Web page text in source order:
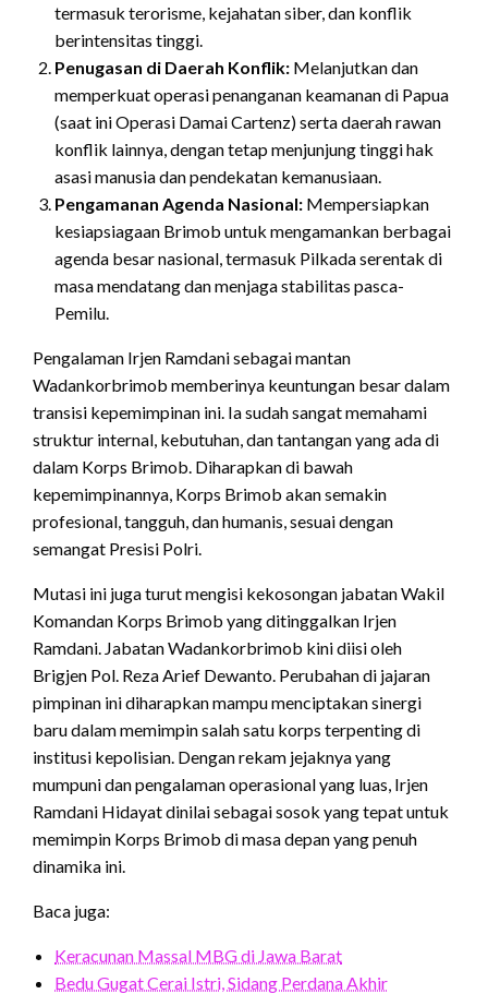
termasuk terorisme, kejahatan siber, dan konflik
berintensitas tinggi.
Penugasan di Daerah Konflik: Melanjutkan dan
memperkuat operasi penanganan keamanan di Papua
(saat ini Operasi Damai Cartenz) serta daerah rawan
konflik lainnya, dengan tetap menjunjung tinggi hak
asasi manusia dan pendekatan kemanusiaan.
Pengamanan Agenda Nasional: Mempersiapkan
kesiapsiagaan Brimob untuk mengamankan berbagai
agenda besar nasional, termasuk Pilkada serentak di
masa mendatang dan menjaga stabilitas pasca-
Pemilu.
Pengalaman Irjen Ramdani sebagai mantan
Wadankorbrimob memberinya keuntungan besar dalam
transisi kepemimpinan ini. Ia sudah sangat memahami
struktur internal, kebutuhan, dan tantangan yang ada di
dalam Korps Brimob. Diharapkan di bawah
kepemimpinannya, Korps Brimob akan semakin
profesional, tangguh, dan humanis, sesuai dengan
semangat Presisi Polri.
Mutasi ini juga turut mengisi kekosongan jabatan Wakil
Komandan Korps Brimob yang ditinggalkan Irjen
Ramdani. Jabatan Wadankorbrimob kini diisi oleh
Brigjen Pol. Reza Arief Dewanto. Perubahan di jajaran
pimpinan ini diharapkan mampu menciptakan sinergi
baru dalam memimpin salah satu korps terpenting di
institusi kepolisian. Dengan rekam jejaknya yang
mumpuni dan pengalaman operasional yang luas, Irjen
Ramdani Hidayat dinilai sebagai sosok yang tepat untuk
memimpin Korps Brimob di masa depan yang penuh
dinamika ini.
Baca juga:
Keracunan Massal MBG di Jawa Barat
Bedu Gugat Cerai Istri, Sidang Perdana Akhir